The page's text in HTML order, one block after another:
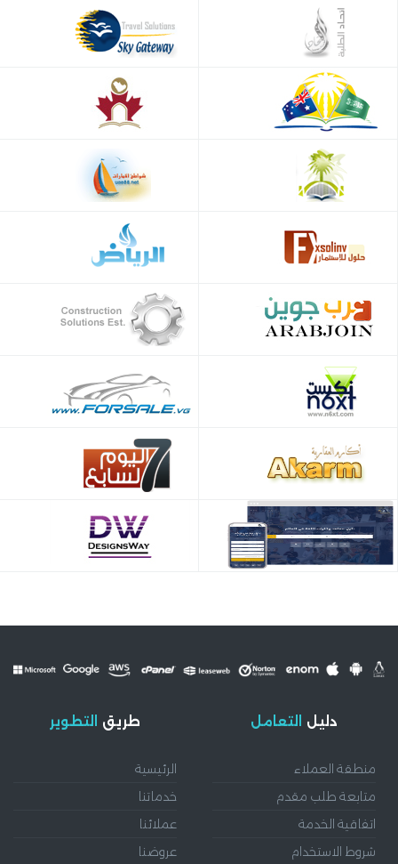
طريق التطوير
الرئيسية
خدماتنا
عملائنا
عروضنا
دليل التعامل
منطقة العملاء
متابعة طلب مقدم
اتفاقية الخدمة
شروط الاستخدام